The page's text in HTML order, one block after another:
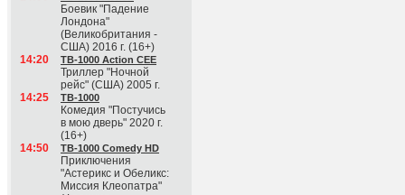
Боевик "Падение
Лондона"
(Великобритания -
США) 2016 г. (16+)
14:20
ТВ-1000 Action CEE
Триллер "Ночной
рейс" (США) 2005 г.
14:25
ТВ-1000
Комедия "Постучись
в мою дверь" 2020 г.
(16+)
14:50
ТВ-1000 Comedy HD
Приключения
"Астерикс и Обеликс:
Миссия Клеопатра"